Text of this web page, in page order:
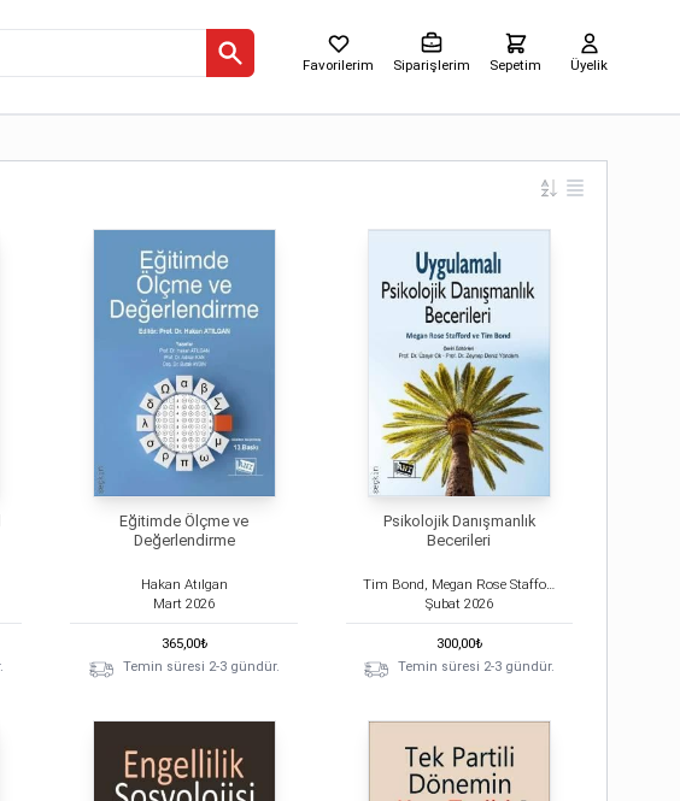
Favorilerim Siparişlerim Sepetim Üyelik
Eğitimde Ölçme ve
Değerlendirme
Hakan Atılgan
Mart 2026
365,00₺
Temin süresi 2-3 gündür.
Psikolojik Danışmanlık
Becerileri
Tim Bond, Megan Rose Stafford
Şubat 2026
300,00₺
Temin süresi 2-3 gündür.